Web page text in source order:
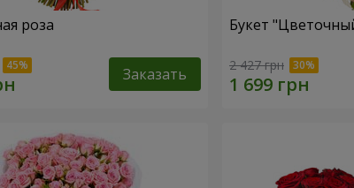
роза
Заказать
Букет
2 427 грн